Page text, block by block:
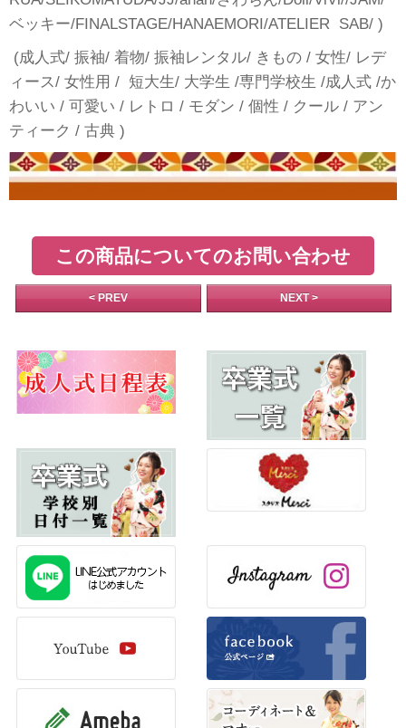
ベッキー/FINALSTAGE/HANAEMORI/ATELIER SAB/ )
(成人式/ 振袖/ 着物/ 振袖レンタル/ きもの / 女性/ レデ
ィース/ 女性用 / 短大生/ 大学生 /専門学校生 /成人式 /か
わいい / 可愛い / レトロ / モダン / 個性 / クール / アン
ティーク / 古典 )
この商品についてのお問い合わせ
< PREV NEXT >